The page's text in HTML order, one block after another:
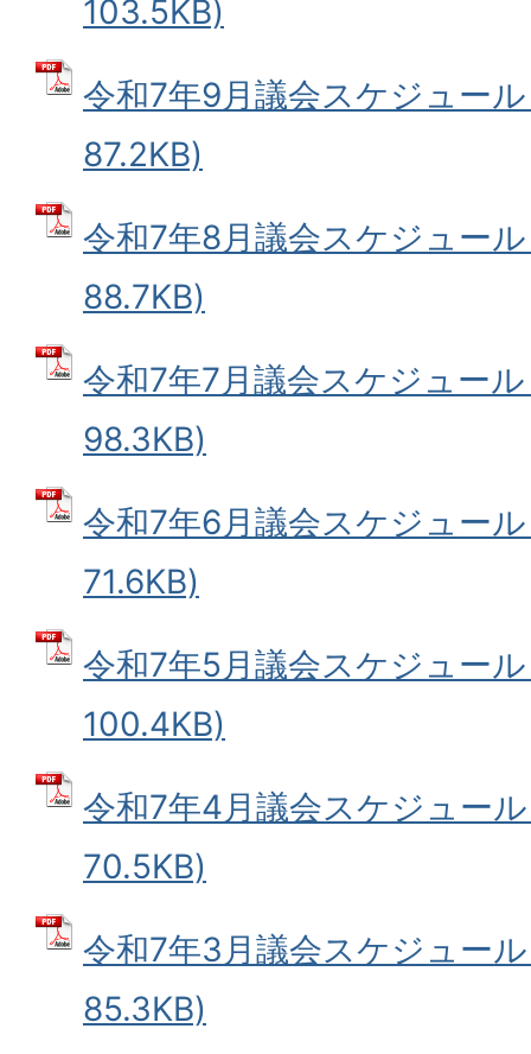
103.5KB)
令和7年9月議会スケジュー
87.2KB)
令和7年8月議会スケジュー
88.7KB)
令和7年7月議会スケジュー
98.3KB)
令和7年6月議会スケジュー
71.6KB)
令和7年5月議会スケジュー
100.4KB)
令和7年4月議会スケジュー
70.5KB)
令和7年3月議会スケジュー
85.3KB)